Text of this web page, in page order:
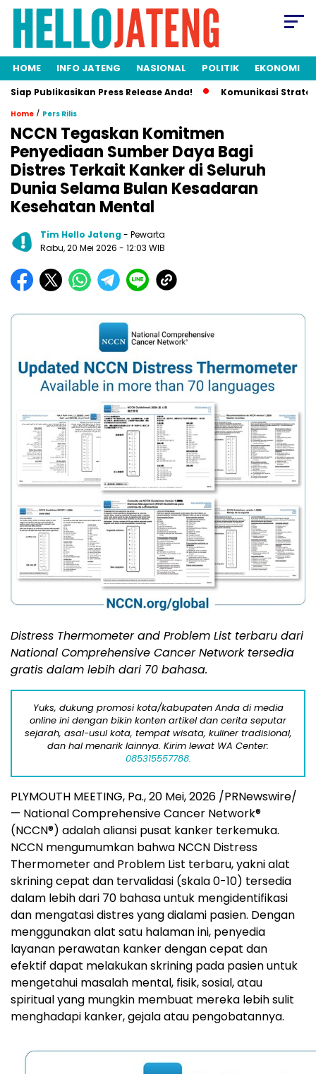
HOME INFO JATENG NASIONAL POLITIK EKONOMI
Press Release Anda! Komunikasi Strategis
Home / Pers Rilis
NCCN Tegaskan Komitmen
Penyediaan Sumber Daya Bagi
Distres Terkait Kanker di Seluruh
Dunia Selama Bulan Kesadaran
Kesehatan Mental
Tim Hello Jateng- Pewarta
Rabu, 20 Mei 2026 - 12:03 WIB
Distress Thermometer and Problem List terbaru dari
National Comprehensive Cancer Network tersedia
gratis dalam lebih dari 70 bahasa.
Yuks, dukung promosi kota/kabupaten Anda di media
online ini dengan bikin konten artikel dan cerita seputar
sejarah, asal-usul kota, tempat wisata, kuliner tradisional,
dan hal menarik lainnya. Kirim lewat WA Center:
085315557788.
PLYMOUTH MEETING, Pa.,20 Mei, 2026 /PRNewswire/
— National Comprehensive Cancer Network®
(NCCN®) adalah aliansi pusat kanker terkemuka.
NCCN mengumumkan bahwa NCCN Distress
Thermometer and Problem List terbaru, yakni alat
skrining cepat dan tervalidasi (skala 0-10) tersedia
dalam lebih dari 70 bahasa untuk mengidentifikasi
dan mengatasi distres yang dialami pasien. Dengan
menggunakan alat satu halaman ini, penyedia
layanan perawatan kanker dengan cepat dan
efektif dapat melakukan skrining pada pasien untuk
mengetahui masalah mental, fisik, sosial, atau
spiritual yang mungkin membuat mereka lebih sulit
menghadapi kanker, gejala atau pengobatannya.